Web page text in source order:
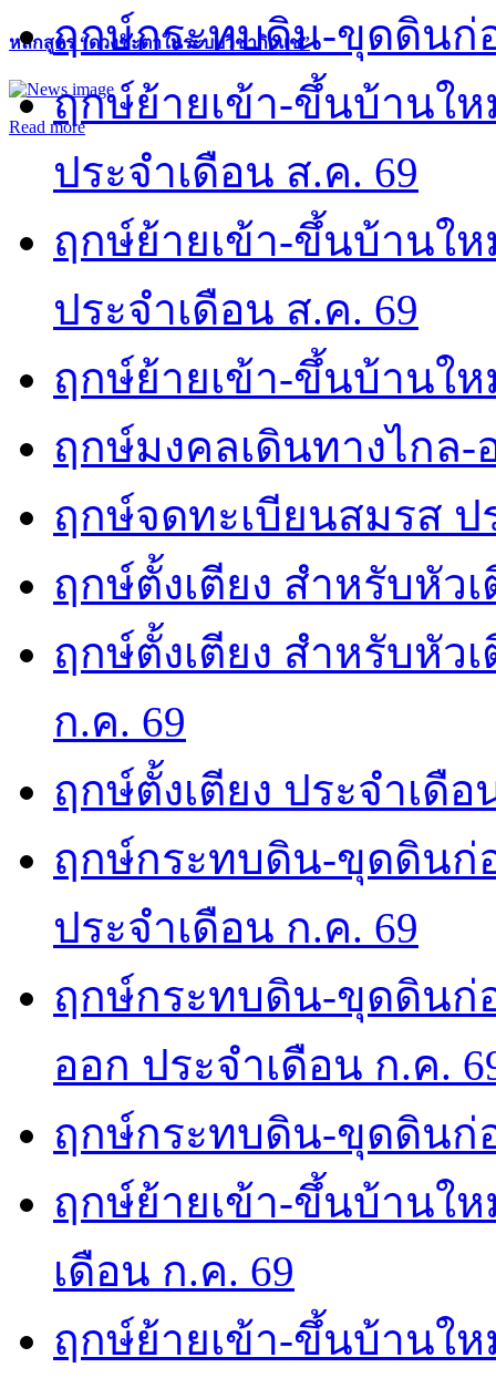
หลักสูตร “ดวงชะตาในระบบวิชากิวแช”
Read more
ฤกษ์กระทบดิน-ขุดดินก่
ฤกษ์ย้ายเข้า-ขึ้นบ้านใ
ประจำเดือน ส.ค. 69
ฤกษ์ย้ายเข้า-ขึ้นบ้านใ
ประจำเดือน ส.ค. 69
ฤกษ์ย้ายเข้า-ขึ้นบ้านให
ฤกษ์มงคลเดินทางไกล-
ฤกษ์จดทะเบียนสมรส ป
ฤกษ์ตั้งเตียง สำหรับหัว
ฤกษ์ตั้งเตียง สำหรับหัว
ก.ค. 69
ฤกษ์ตั้งเตียง ประจำเดือ
ฤกษ์กระทบดิน-ขุดดินก่
ประจำเดือน ก.ค. 69
ฤกษ์กระทบดิน-ขุดดินก่
ออก ประจำเดือน ก.ค.
ฤกษ์กระทบดิน-ขุดดินก่
ฤกษ์ย้ายเข้า-ขึ้นบ้านใ
เดือน ก.ค. 69
ฤกษ์ย้ายเข้า-ขึ้นบ้านใ